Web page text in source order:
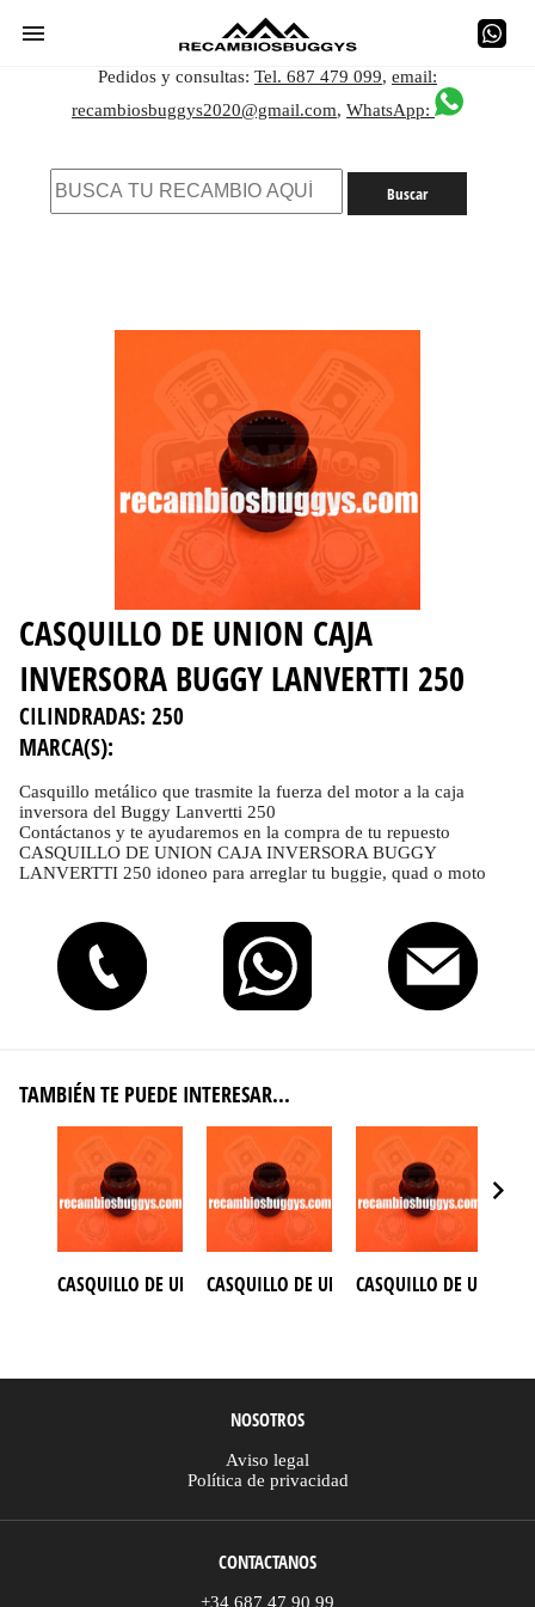
Pedidos y consultas: Tel. 687 479 099, email:
recambiosbuggys2020@gmail.com, WhatsApp:
CASQUILLO DE UNION CAJA
INVERSORA BUGGY LANVERTTI 250
CILINDRADAS: 250
MARCA(S):
Casquillo metálico que trasmite la fuerza del motor a la caja
inversora del Buggy Lanvertti 250
Contáctanos y te ayudaremos en la compra de tu repuesto
CASQUILLO DE UNION CAJA INVERSORA BUGGY
LANVERTTI 250 idoneo para arreglar tu buggie, quad o moto
TAMBIÉN TE PUEDE INTERESAR...
CASQUILLO DE UNION CAJA INVERSORA BUGGY AZEL 250
CASQUILLO DE UNION CAJA INVERSORA
CASQUILLO DE UNION
NOSOTROS
Aviso legal
Política de privacidad
CONTACTANOS
+34 687 47 90 99